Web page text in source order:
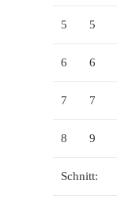
5 5
6 6
7 7
8 9
Schnitt: